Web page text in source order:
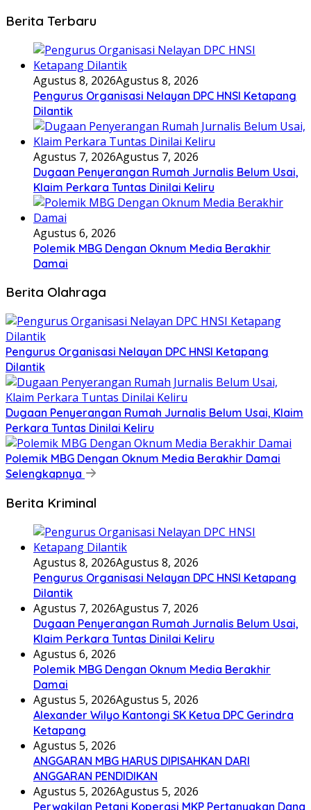
Berita Terbaru
Agustus 8, 2026Agustus 8, 2026
Pengurus Organisasi Nelayan DPC HNSI Ketapang
Dilantik
Agustus 7, 2026Agustus 7, 2026
Dugaan Penyerangan Rumah Jurnalis Belum Usai,
Klaim Perkara Tuntas Dinilai Keliru
Agustus 6, 2026
Polemik MBG Dengan Oknum Media Berakhir
Damai
Berita Olahraga
Pengurus Organisasi Nelayan DPC HNSI Ketapang
Dilantik
Dugaan Penyerangan Rumah Jurnalis Belum Usai, Klaim
Perkara Tuntas Dinilai Keliru
Polemik MBG Dengan Oknum Media Berakhir Damai
Selengkapnya
Berita Kriminal
Agustus 8, 2026Agustus 8, 2026
Pengurus Organisasi Nelayan DPC HNSI Ketapang
Dilantik
Agustus 7, 2026Agustus 7, 2026
Dugaan Penyerangan Rumah Jurnalis Belum Usai,
Klaim Perkara Tuntas Dinilai Keliru
Agustus 6, 2026
Polemik MBG Dengan Oknum Media Berakhir
Damai
Agustus 5, 2026Agustus 5, 2026
Alexander Wilyo Kantongi SK Ketua DPC Gerindra
Ketapang
Agustus 5, 2026
ANGGARAN MBG HARUS DIPISAHKAN DARI
ANGGARAN PENDIDIKAN
Agustus 5, 2026Agustus 5, 2026
Perwakilan Petani Koperasi MKP Pertanyakan Dana